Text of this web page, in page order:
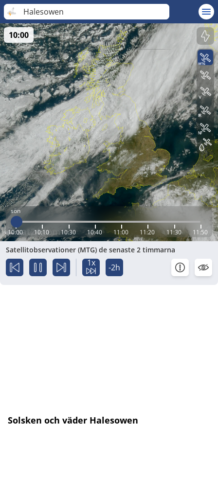
Halesowen
sön
10:00 10:10 10:30 10:40 11:00 11:20 11:30 11:50
10:00
Satellitobservationer (MTG) de senaste 2 timmarna
1x -2h
Solsken och väder Halesowen